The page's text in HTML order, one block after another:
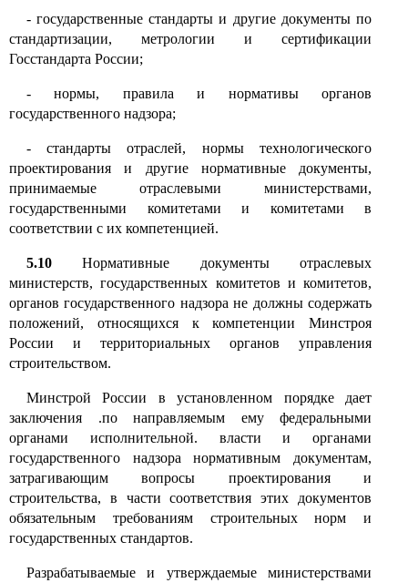
-государственные стандарты и другие документы по
стандартизации, метрологии и сертификации
Госстандарта России;
-нормы, правила и нормативы органов
государственного надзора;
-стандарты отраслей, нормы технологического
проектирования и другие нормативные документы,
принимаемые отраслевыми министерствами,
государственными комитетами и комитетами в
соответствии с их компетенцией.
5.10
Нормативные документы отраслевых
министерств, государственных комитетов и комитетов,
органов государственного надзора не должны содержать
положений, относящихся к компетенции Минстроя
России и территориальных органов управления
строительством.
Минстрой России в установленном порядке дает
заключения .по направляемым ему федеральными
органами исполнительной. власти и органами
государственного надзора нормативным документам,
затрагивающим вопросы проектирования и
строительства, в части соответствия этих документов
обязательным требованиям строительных норм и
государственных стандартов.
Разрабатываемые и утверждаемые министерствами